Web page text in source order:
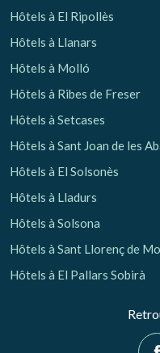
Hôtels à El Ripollès
Hôtels à Llanars
Hôtels à Molló
Hôtels à Ribes de Freser
Hôtels à Setcases
Hôtels à Sant Joan de les
Hôtels à El Solsonès
Hôtels à Lladurs
Hôtels à Solsona
Hôtels à Sant Llorenç de
Hôtels à El Pallars Sobirà